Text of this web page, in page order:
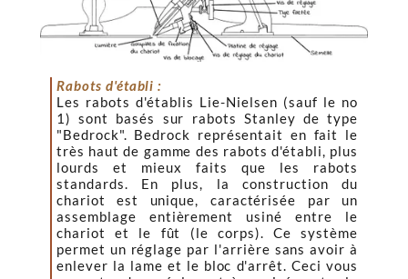
Rabots d'établi :
Les rabots d'établis Lie-Nielsen (sauf le no
1) sont basés sur rabots Stanley de type
"Bedrock". Bedrock représentait en fait le
très haut de gamme des rabots d'établi, plus
lourds et mieux faits que les rabots
standards. En plus, la construction du
chariot est unique, caractérisée par un
assemblage entièrement usiné entre le
chariot et le fût (le corps). Ce système
permet un réglage par l'arrière sans avoir à
enlever la lame et le bloc d'arrêt. Ceci vous